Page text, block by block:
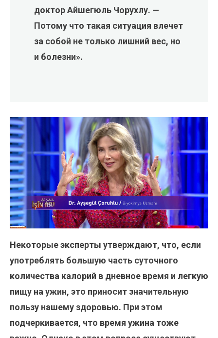
доктор Айшегюль Чорухлу. —
Потому что такая ситуация влечет
за собой не только лишний вес, но
и болезни».
Некоторые эксперты утверждают, что, если
употреблять большую часть суточного
количества калорий в дневное время и легкую
пищу на ужин, это приносит значительную
пользу нашему здоровью. При этом
подчеркивается, что время ужина тоже